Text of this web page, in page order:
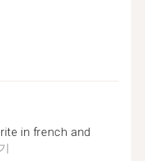
in french and